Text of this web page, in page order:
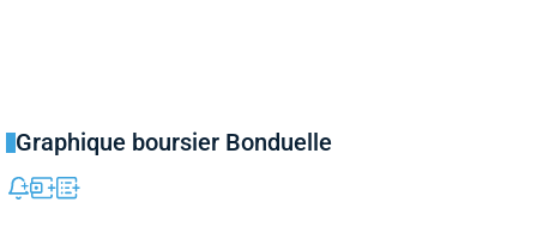
Graphique boursier Bonduelle